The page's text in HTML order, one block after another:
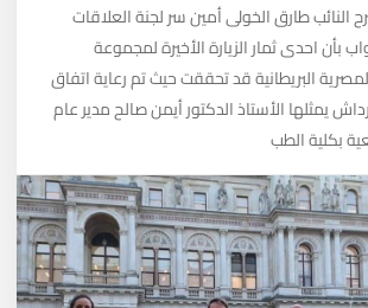
طارق الخولى أمين سر لجنة العلاقات
بأن احدى ثمار الزيارة الأخيرة لمجموعة
البريطانية قد تحققت حيث تم رعاية اتفاق
يمثلها الأستاذ الدكتور أيمن صالح مدير عام
بكلية الطب